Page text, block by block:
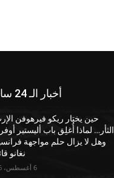
أخبار الـ 24 ساعة
حين يختار ريكو فيرهوفن
الثأر… لماذا أُغلِق باب أليستير
وهل لا يزال حلم مواجهة
نغانو
6 أغسطس، 2026